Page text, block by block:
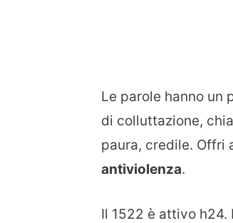
Le parole hanno un
di colluttazione,
paura, credile. Offri
antiviolenza.
Il 1522 è attivo h24.